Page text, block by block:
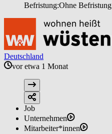
Befristung:Ohne Befristung
Deutschland
vor etwa 1 Monat
Job
Unternehmen
Mitarbeiter*innen